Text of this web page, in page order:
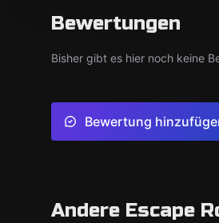
Bewertungen
Bisher gibt es hier noch keine
Bewertung
Andere Escape